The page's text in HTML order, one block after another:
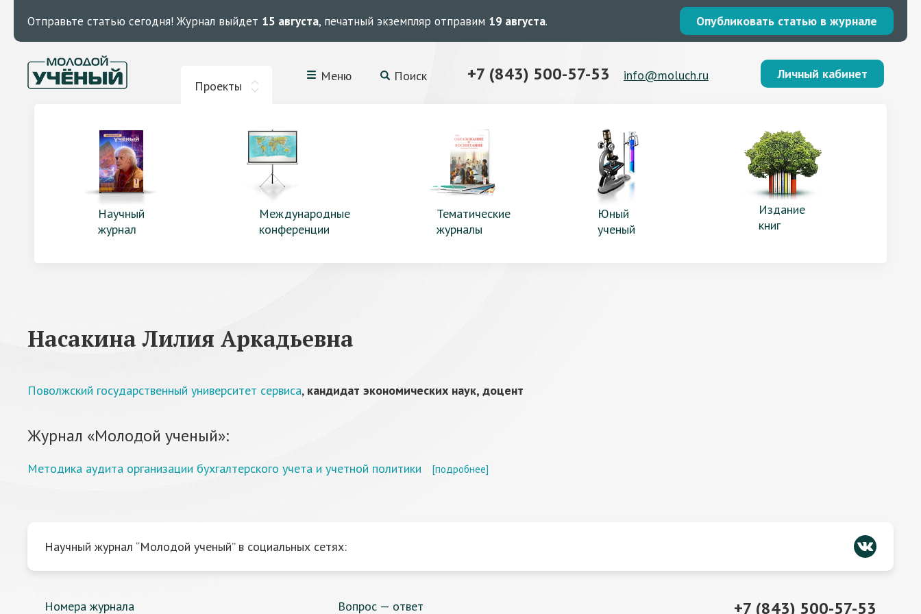
Отправьте статью сегодня! Журнал выйдет 15 августа, печатный экземпляр отправим 19 августа. Опубликовать статью в журнале
Проекты
Меню Поиск +7 (843) 500-57-53 info@moluch.ru Личный кабинет
Научный
журнал
Международные
конференции
Тематические
журналы
Юный
ученый
Издание
книг
Насакина Лилия Аркадьевна
Поволжский государственный университет сервиса, кандидат экономических наук, доцент
Журнал «Молодой ученый»:
Методика аудита организации бухгалтерского учета и учетной политики [подробнее]
Научный журнал “Молодой ученый” в социальных сетях:
Номера журнала Вопрос — ответ +7 (843) 500-57-53